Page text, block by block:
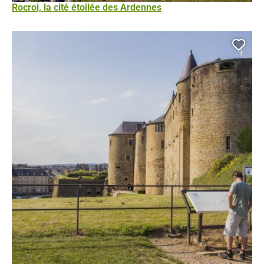
Rocroi, la cité étoilée des Ardennes